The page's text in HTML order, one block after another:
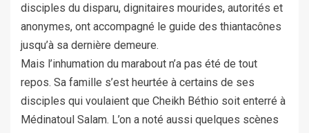
disciples du disparu, dignitaires mourides, autorités et
anonymes, ont accompagné le guide des thiantacônes
jusqu’à sa dernière demeure.
Mais l’inhumation du marabout n’a pas été de tout
repos. Sa famille s’est heurtée à certains de ses
disciples qui voulaient que Cheikh Béthio soit enterré à
Médinatoul Salam. L’on a noté aussi quelques scènes